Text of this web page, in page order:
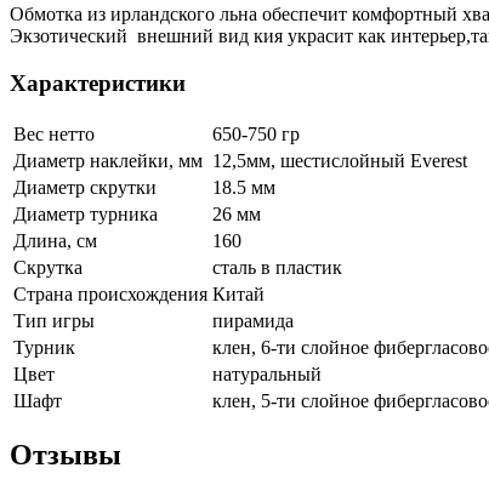
Обмотка из ирландского льна обеспечит комфортный
Экзотический внешний вид кия украсит как
Характеристики
Вес нетто
650-750 гр
Диаметр наклейки, мм 12,5мм, шестислойный Everest
Диаметр скрутки
18.5 мм
Диаметр турника
26 мм
Длина, см
160
Скрутка
сталь в пластик
Страна происхождения Китай
Тип игры
пирамида
Турник
клен, 6-ти слойное
Цвет
натуральный
Шафт
клен, 5-ти слойное
Отзывы